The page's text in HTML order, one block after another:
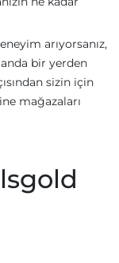
arıyorsanız,
bir yerden
sizin için
mağazaları